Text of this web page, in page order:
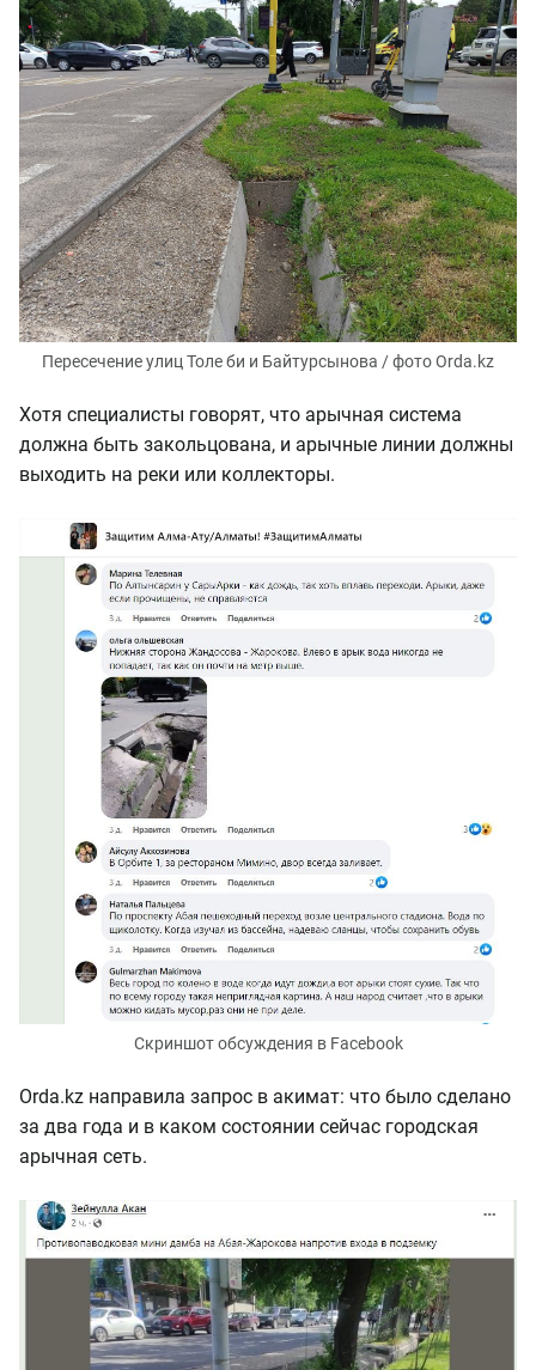
Пересечение улиц Толе би и Байтурсынова / фото Orda.kz
Хотя специалисты говорят, что арычная система
должна быть закольцована, и арычные линии должны
выходить на реки или коллекторы.
Скриншот обсуждения в Facebook
Orda.kz направила запрос в акимат: что было сделано
за два года и в каком состоянии сейчас городская
арычная сеть.